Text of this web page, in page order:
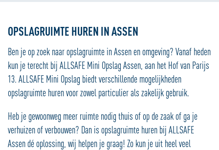
OPSLAGRUIMTE HUREN IN ASSEN
Ben je op zoek naar opslagruimte in Assen en omgeving? Vanaf heden
kun je terecht bij ALLSAFE Mini Opslag Assen, aan het Hof van Parijs
13. ALLSAFE Mini Opslag biedt verschillende mogelijkheden
opslagruimte huren voor zowel particulier als zakelijk gebruik.
Heb je gewoonweg meer ruimte nodig thuis of op de zaak of ga je
verhuizen of verbouwen? Dan is opslagruimte huren bij ALLSAFE
Assen dé oplossing, wij helpen je graag! Zo kun je uit heel veel